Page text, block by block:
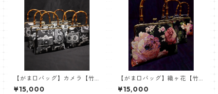
【がま口バッグ】カメラ【竹
ハンドル】
¥15,000
【がま口バッグ】織ヶ花【竹
ハンドル】
¥15,000